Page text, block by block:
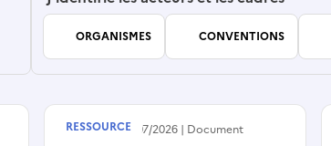
ORGANISMES CONVENTIONS
Publié le30/07/2026 Document
RESSOURCE